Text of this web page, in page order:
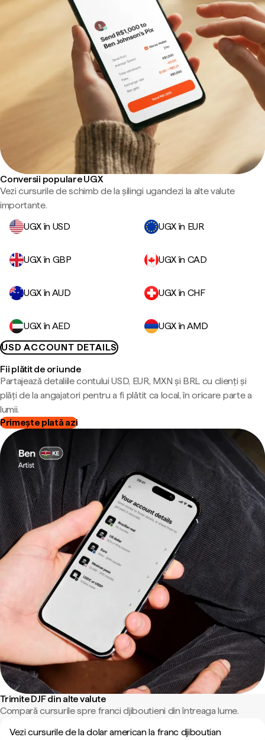
Conversii populare UGX
Vezi cursurile de schimb de la șilingi ugandezi la alte valute
importante.
UGX în USD
UGX în EUR
UGX în GBP UGX în CAD
UGX în AUD UGX în CHF
UGX în AED
UGX în AMD
USD ACCOUNT DETAILS
Fii plătit de oriunde
Partajează detaliile contului USD, EUR, MXN și BRL cu clienți și
plăți de la angajatori pentru a fi plătit ca local, în oricare parte a
lumii.
Primește plată azi
Trimite DJF din alte valute
Compară cursurile spre franci djiboutieni din întreaga lume.
Vezi cursurile de la dolar american la franc djiboutian